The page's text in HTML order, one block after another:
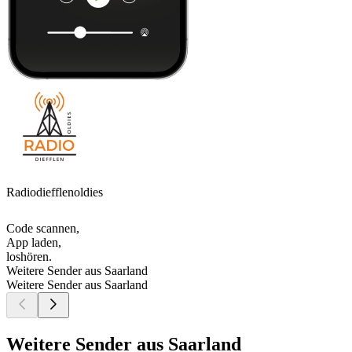
Radiodiefflenoldies
Code scannen,
App laden,
loshören.
Weitere Sender aus Saarland
Weitere Sender aus Saarland
Weitere Sender aus Saarland